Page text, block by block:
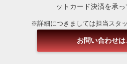
ットカード決済を承っ
※詳細につきましては担当スタ
お問い合わせ